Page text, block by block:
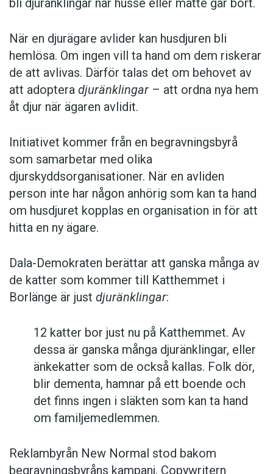
När en djurägare avlider kan husdjuren bli
hemlösa. Om ingen vill ta hand om dem riskerar
de att avlivas. Därför talas det om behovet av
att adoptera djuränklingar – att ordna nya hem
åt djur när ägaren avlidit.
Initiativet kommer från en begravningsbyrå
som samarbetar med olika
djurskyddsorganisationer. När en avliden
person inte har någon anhörig som kan ta hand
om husdjuret kopplas en organisation in för att
hitta en ny ägare.
Dala-Demokraten berättar att ganska många av
de katter som kommer till Katthemmet i
Borlänge är just djuränklingar:
12 katter bor just nu på Katthemmet. Av
dessa är ganska många djuränklingar, eller
änkekatter som de också kallas. Folk dör,
blir dementa, hamnar på ett boende och
det finns ingen i släkten som kan ta hand
om familjemedlemmen.
Reklambyrån New Normal stod bakom
begravningsbyråns kampanj. Copywritern